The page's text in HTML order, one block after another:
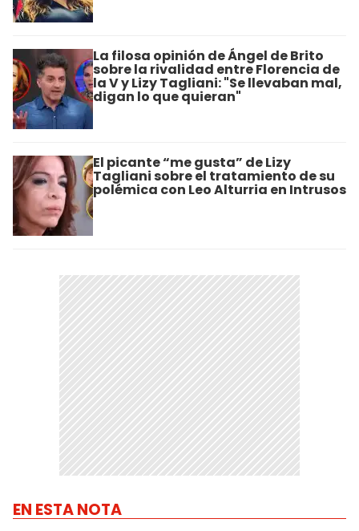
La filosa opinión de Ángel de Brito
sobre la rivalidad entre Florencia de
la V y Lizy Tagliani: "Se llevaban mal,
digan lo que quieran"
El picante “me gusta” de Lizy
Tagliani sobre el tratamiento de su
polémica con Leo Alturria en Intrusos
EN ESTA NOTA